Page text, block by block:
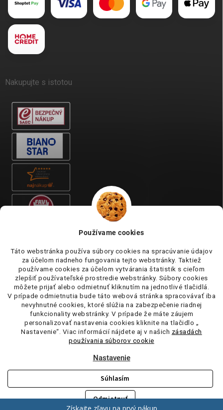
Používame cookies
Táto webstránka používa súbory cookies na spracúvanie údajov
za účelom riadneho fungovania tejto webstránky. Taktiež
používame cookies za účelom vytvárania štatistik s cieľom
zlepšiť používateľské prostredie webstránky. Súbory cookies
môžete prijať alebo odmietnuť kliknutím na jednotlivé tlačidlá.
V prípade odmietnutia bude táto webová stránka spracovávať iba
nevyhnutné cookies, ktoré slúžia na zabezpečenie riadnej
funkcionality webstránky. V prípade že máte záujem
personalizovať nastavenia cookies kliknite na tlačidlo „
Nastavenie“. Viac informácií nájdete aj v našich zásadách
používania súborov cookie
Nastavenie
Odmietnuť
Súhlasím
Nakupujte s istotou
. Všetky práva vyhradené.
cookies